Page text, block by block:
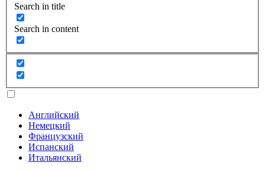
Search in title
Search in content
Английский
Немецкий
Французский
Испанский
Итальянский